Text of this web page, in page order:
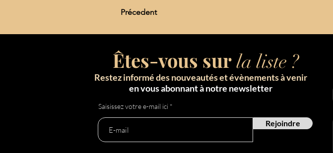
Précedent
Êtes-vous surla liste ?
Restez informé des nouveautés et évènements à venir
en vous abonnant à notre newsletter
Saisissez votre e-mail ici
Rejoindre